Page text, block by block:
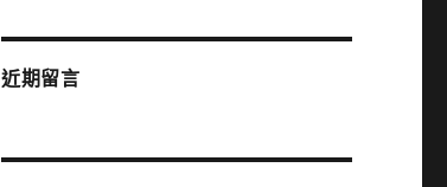
近期留言